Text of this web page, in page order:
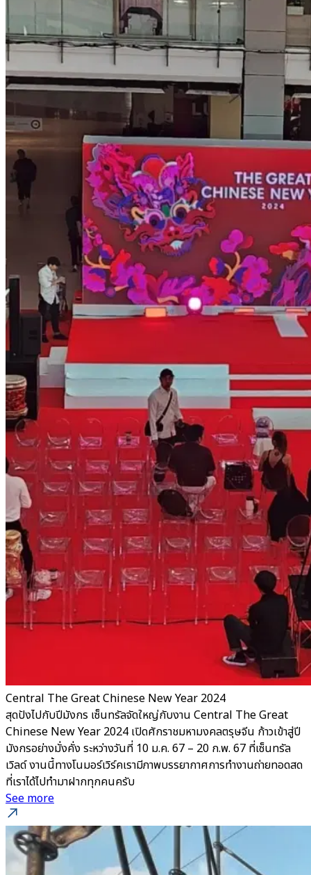
Central The Great Chinese New Year 2024
สุดปังไปกับปีมังกร เซ็นทรัลจัดใหญ่กับงาน Central The Great
Chinese New Year 2024 เปิดศักราชมหามงคลตรุษจีน ก้าวเข้าสู่ปี
มังกรอย่างมั่งคั่ง ระหว่างวันที่ 10 ม.ค. 67 – 20 ก.พ. 67 ที่เซ็นทรัล
เวิลด์ งานนี้ทางโนมอร์เวิร์คเรามีภาพบรรยากาศการทำงานถ่ายทอดสด
ที่เราได้ไปทำมาฝากทุกคนครับ
See more